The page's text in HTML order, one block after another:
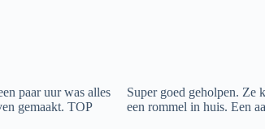
paar uur was alles
gemaakt. TOP
Super goed geholpen. Ze
een rommel in huis. Een